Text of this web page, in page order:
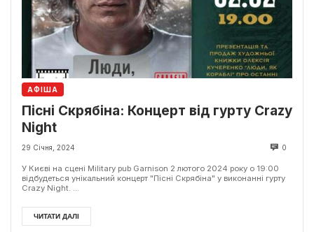
АФІША
Пісні Скрябіна: Концерт від гурту Crazy
Night
29 Січня, 2024 0
У Києві на сцені Military pub Garnison 2 лютого 2024 року о 19:00
відбудеться унікальний концерт "Пісні Скрябіна" у виконанні гурту
Crazy Night. ...
ЧИТАТИ ДАЛІ